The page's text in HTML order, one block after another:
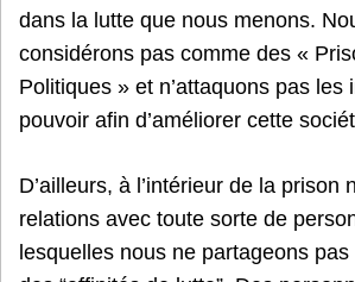
dans la lutte que nous menons.
considérons pas comme des «
Politiques » et n’attaquons pas les
pouvoir afin d’améliorer cette
D’ailleurs, à l’intérieur de la prison
relations avec toute sorte de
lesquelles nous ne partageons